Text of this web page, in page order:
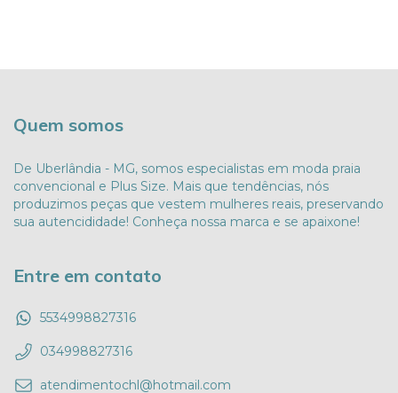
Quem somos
De Uberlândia - MG, somos especialistas em moda praia
convencional e Plus Size. Mais que tendências, nós
produzimos peças que vestem mulheres reais, preservando
sua autencididade! Conheça nossa marca e se apaixone!
Entre em contato
5534998827316
034998827316
atendimentochl@hotmail.com